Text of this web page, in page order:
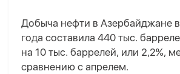
Добыча нефти в Азербайджане
года составила 440 тыс.
на 10 тыс. баррелей, или 2,2%,
сравнению с апрелем.